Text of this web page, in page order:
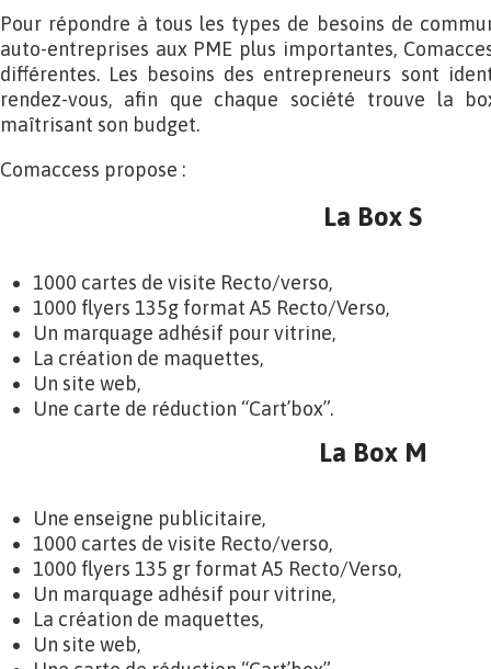
Pour répondre à tous les types de besoins de
auto-entreprises aux PME plus importantes,
différentes. Les besoins des entrepreneurs sont
rendez-vous, afin que chaque société trouve la
maîtrisant son budget.
Comaccess propose :
La Box S
1000 cartes de visite Recto/verso,
1000 flyers 135g format A5 Recto/Verso,
Un marquage adhésif pour vitrine,
La création de maquettes,
Un site web,
Une carte de réduction “Cart’box”.
La Box M
Une enseigne publicitaire,
1000 cartes de visite Recto/verso,
1000 flyers 135 gr format A5 Recto/Verso,
Un marquage adhésif pour vitrine,
La création de maquettes,
Un site web,